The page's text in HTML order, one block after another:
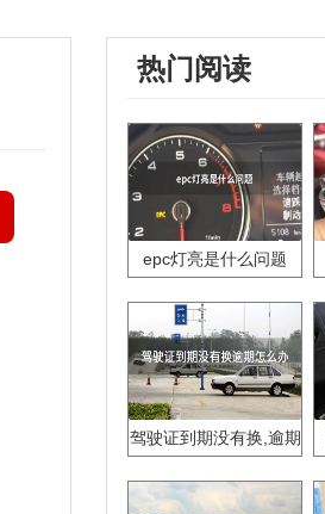
热门阅读
epc灯亮是什么问题
驾驶证到期没有换,逾期